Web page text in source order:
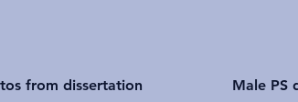
from dissertation Male PS